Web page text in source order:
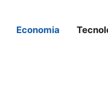
Economia